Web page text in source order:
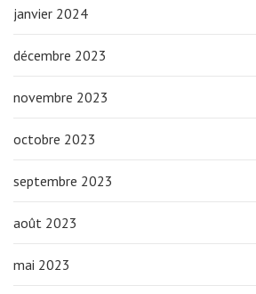
janvier 2024
décembre 2023
novembre 2023
octobre 2023
septembre 2023
août 2023
mai 2023